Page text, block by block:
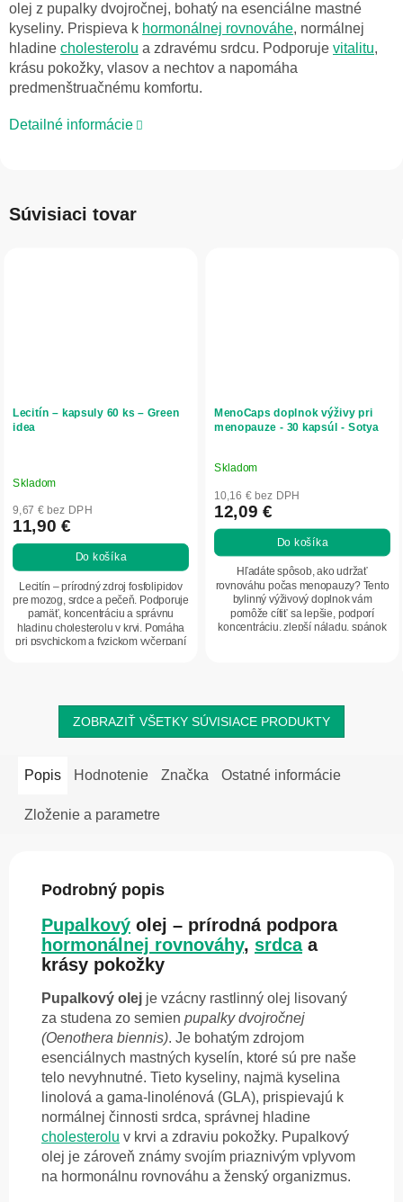
olej z pupalky dvojročnej, bohatý na esenciálne mastné
kyseliny. Prispieva k hormonálnej rovnováhe, normálnej
hladine cholesterolu a zdravému srdcu. Podporuje vitalitu,
krásu pokožky, vlasov a nechtov a napomáha
predmenštruačnému komfortu.
Detailné informácie
Súvisiaci tovar
Lecitín – kapsuly 60 ks – Green
idea
Skladom
9,67 € bez DPH
11,90 €
Do košíka
Lecitín – prírodný zdroj fosfolipidov
pre mozog, srdce a pečeň. Podporuje
pamäť, koncentráciu a správnu
hladinu cholesterolu v krvi. Pomáha
pri psychickom a fyzickom vyčerpaní
MenoCaps doplnok výživy pri
menopauze - 30 kapsúl - Sotya
Priemerné
hodnotenie
produktu
je
5,0
5
hviezdičiek.
Skladom
10,16 € bez DPH
12,09 €
Do košíka
Hľadáte spôsob, ako udržať
rovnováhu počas menopauzy? Tento
bylinný výživový doplnok vám
pomôže cítiť sa lepšie, podporí
koncentráciu, zlepší náladu, spánok
ZOBRAZIŤ VŠETKY SÚVISIACE PRODUKTY
Popis Hodnotenie Značka Ostatné informácie
Zloženie a parametre
Podrobný popis
Pupalkový olej – prírodná podpora
hormonálnej rovnováhy, srdcaa
krásy pokožky
Pupalkový olej je vzácny rastlinný olej lisovaný
za studena zo semien pupalky dvojročnej
(Oenothera biennis). Je bohatým zdrojom
esenciálnych mastných kyselín, ktoré sú pre naše
telo nevyhnutné. Tieto kyseliny, najmä kyselina
linolová a gama-linolénová (GLA), prispievajú k
normálnej činnosti srdca, správnej hladine
cholesterolu v krvi a zdraviu pokožky. Pupalkový
olej je zároveň známy svojím priaznivým vplyvom
na hormonálnu rovnováhu a ženský organizmus.